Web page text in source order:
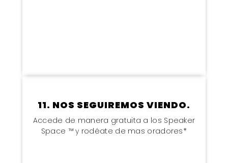
11. NOS SEGUIREMOS VIENDO.
Accede de manera gratuita a los Speaker
Space ™ y rodéate de mas oradores*